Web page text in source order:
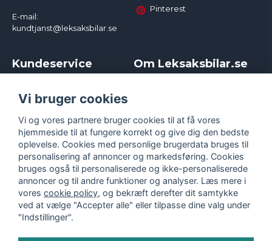
E-mail:
kundtjanst@leksaksbilar.se
Pinterest
Kundeservice
Kampagner og rabatter
Reklamation
Policy chase cars
Returnera
Logga in
Om Leksaksbilar.se
Handelsbetingelser
Persondatapolitik
Cookies
Vi bruger cookies
Vi og vores partnere bruger cookies til at få vores
hjemmeside til at fungere korrekt og give dig den bedste
oplevelse. Cookies med personlige brugerdata bruges til
personalisering af annoncer og markedsføring. Cookies
bruges også til personaliserede og ikke-personaliserede
annoncer og til andre funktioner og analyser. Læs mere i
vores cookie policy, og bekræft derefter dit samtykke
ved at vælge "Accepter alle" eller tilpasse dine valg under
"Indstillinger".